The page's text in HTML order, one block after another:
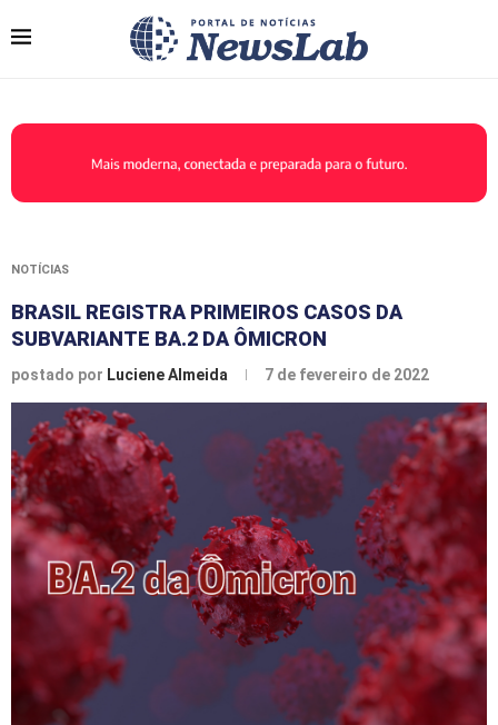
NOTÍCIAS
BRASIL REGISTRA PRIMEIROS CASOS DA
SUBVARIANTE BA.2 DA ÔMICRON
postado por Luciene Almeida 7 de fevereiro de 2022